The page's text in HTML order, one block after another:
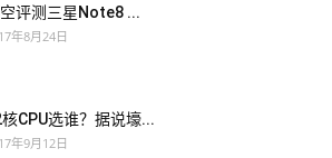
评测三星Note8 ...
年8月24日
CPU选谁？据说壕...
年9月12日